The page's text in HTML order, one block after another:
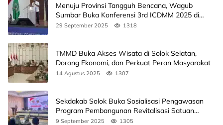
Menuju Provinsi Tangguh Bencana, Wagub
Sumbar Buka Konferensi 3rd ICDMM 2025 di
Unand
29 September 2025 1318
TMMD Buka Akses Wisata di Solok Selatan,
Dorong Ekonomi, dan Perkuat Peran Masyarakat
14 Agustus 2025 1307
Sekdakab Solok Buka Sosialisasi Pengawasan
Program Pembangunan Revitalisasi Satuan
Pendidikan
9 September 2025 1305